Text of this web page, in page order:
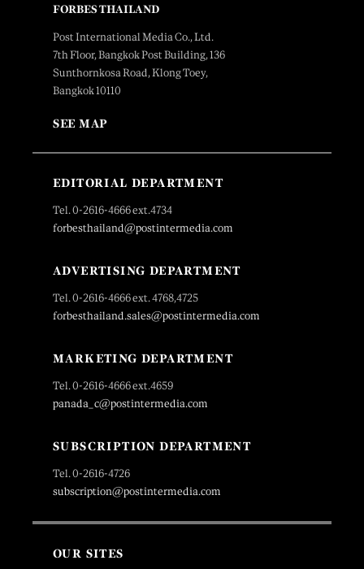
FORBES THAILAND
Post International Media Co., Ltd.
7th Floor, Bangkok Post Building, 136
Sunthornkosa Road, Klong Toey,
Bangkok 10110
SEE MAP
EDITORIAL DEPARTMENT
Tel. 0-2616-4666 ext.4734
forbesthailand@postintermedia.com
ADVERTISING DEPARTMENT
Tel. 0-2616-4666 ext. 4768,4725
forbesthailand.sales@postintermedia.com
MARKETING DEPARTMENT
Tel. 0-2616-4666 ext.4659
panada_c@postintermedia.com
SUBSCRIPTION DEPARTMENT
Tel. 0-2616-4726
subscription@postintermedia.com
OUR SITES